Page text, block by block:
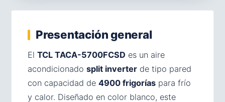
Presentación general
El TCL TACA-5700FCSD es un aire
acondicionado split inverter de tipo pared
con capacidad de 4900 frigorías para frío
y calor. Diseñado en color blanco, este